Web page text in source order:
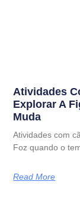
Atividades
Explorar A
Muda
Atividades com
Foz quando o
Read More